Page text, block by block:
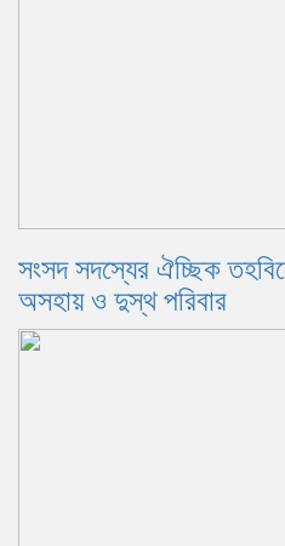
সংসদ সদস্যের ঐচ্ছিক
অসহায় ও দুস্থ পরিবার